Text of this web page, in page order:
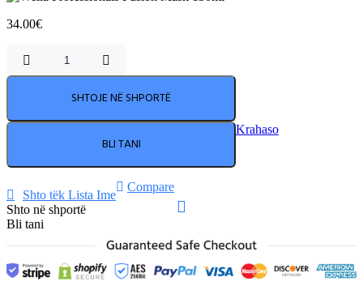
Details
Product
Page
Twenty
34.00€
Sasi
Wella
Fusion
Mask
SHTOJE NË SHPORTË
BLI TANI
Shto tëk Lista Ime
Compare
Krahaso
Shto në shportë
Bli tani